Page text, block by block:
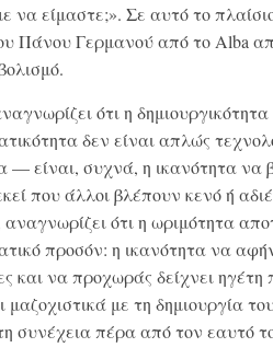
να είμαστε;». Σε αυτό το
Πάνου Γερμανού από το Alba
ότι η
δεν είναι απλώς
— είναι, συχνά, η ικανότητα να
που άλλοι βλέπουν κενό ή
ότι η ωριμότητα
προσόν: η ικανότητα να
και να προχωράς δείχνει ηγέτη
μαζοχιστικά με τη δημιουργία
συνέχεια πέρα από τον εαυτό